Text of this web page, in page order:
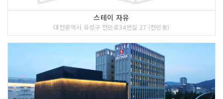
스테이 자유
대전광역시 유성구 전민로34번길 27 (전민동)